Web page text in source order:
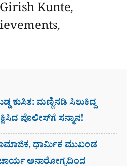
Kunte,
ಕುಸಿತ: ಮಣ್ಣಿನಡಿ ಸಿಲುಕಿದ್ದ
ಪೊಲೀಸ್‌ಗೆ ಸನ್ಮಾನ!
ಧಾರ್ಮಿಕ ಮುಖಂಡ
ಅನಾರೋಗ್ಯದಿಂದ